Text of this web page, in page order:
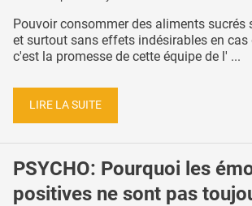
Pouvoir consommer des aliments sucrés
et surtout sans effets indésirables en cas
c'est la promesse de cette équipe de l' ...
LIRE LA SUITE
PSYCHO: Pourquoi les
positives ne sont pas